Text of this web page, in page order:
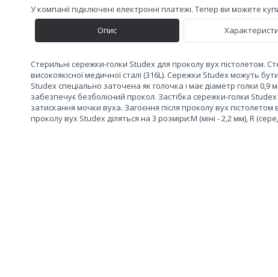
У компанії підключені електронні платежі. Тепер ви можете
Опис
Стерильні сережки-голки Studex для проколу вух пістолетом.
високоякісної медичної сталі (316L). Сережки Studex можуть
Studeх спеціально заточена як голочка і має діаметр голки
забезпечує безболісний прокол. Застібка сережки-голки
затискання мочки вуха. Загоєння після проколу вух
проколу вух Studex діляться на 3 розміри:M (міні - 2,2 мм), R